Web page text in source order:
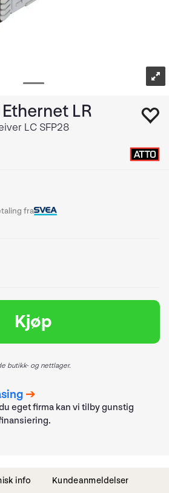
LR
LC SFP28
fra
Kjøp
butikk- og nettlager.
eget firma kan vi tilby gunstig
info Kundeanmeldelser